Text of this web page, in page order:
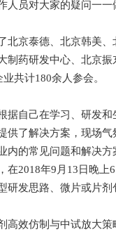
人员对大家的疑问一一
北京泰德、北京韩美
制药研发中心、北京
共计180余人参会。
据自己在学习、研发
供了解决方案，现场
内的常见问题和解决方
在2018年9月13日晚
研发思路、微片或片
高效仿制与中试放大